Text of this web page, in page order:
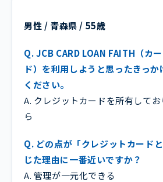
男性 / 青森県 / 55歳
Q. JCB CARD LOAN FAITH（カ
ド）を利用しようと思ったきっか
ください。
A. クレジットカードを所有して
ら
Q. どの点が「クレジットカード
じた理由に一番近いですか？
A. 管理が一元化できる